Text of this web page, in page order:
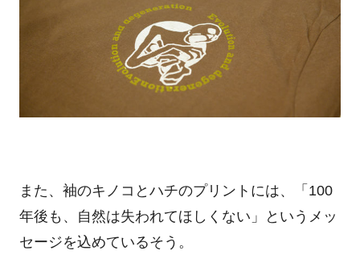
また、袖のキノコとハチのプリントには、「100
年後も、自然は失われてほしくない」というメッ
セージを込めているそう。